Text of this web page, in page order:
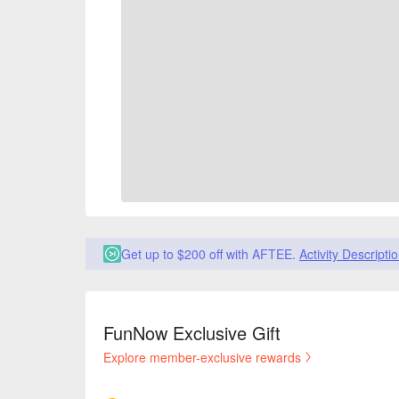
Get up to $200 off with AFTEE. Activity
FunNow Exclusive Gift
Explore member-exclusive rewards